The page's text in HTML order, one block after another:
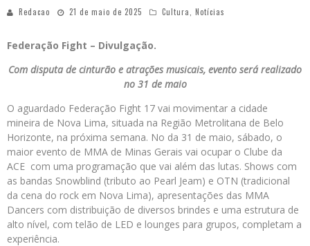
Redacao 21 de maio de 2025 Cultura Notícias
Federação Fight – Divulgação.
Com disputa de cinturão e atrações musicais, evento será realizado
no 31 de maio
O aguardado Federação Fight 17 vai movimentar a cidade
mineira de Nova Lima, situada na Região Metrolitana de Belo
Horizonte, na próxima semana. No da 31 de maio, sábado, o
maior evento de MMA de Minas Gerais vai ocupar o Clube da
ACE com uma programação que vai além das lutas. Shows com
as bandas Snowblind (tributo ao Pearl Jeam) e OTN (tradicional
da cena do rock em Nova Lima), apresentações das MMA
Dancers com distribuição de diversos brindes e uma estrutura de
alto nível, com telão de LED e lounges para grupos, completam a
experiência.